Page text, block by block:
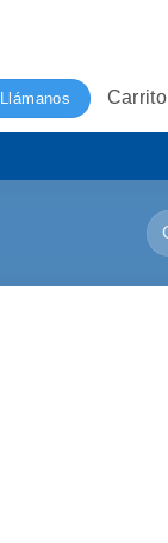
Llámanos Carrito